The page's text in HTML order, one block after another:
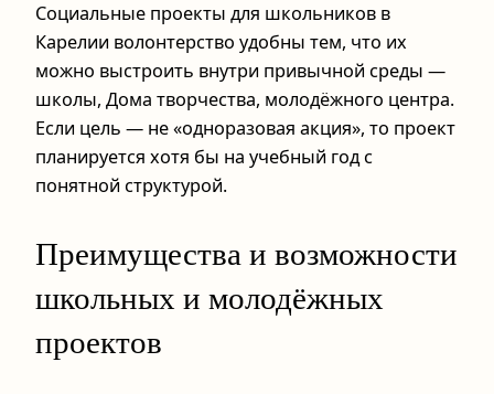
Социальные проекты для школьников в
Карелии волонтерство удобны тем, что их
можно выстроить внутри привычной среды —
школы, Дома творчества, молодёжного центра.
Если цель — не «одноразовая акция», то проект
планируется хотя бы на учебный год с
понятной структурой.
Преимущества и возможности
школьных и молодёжных
проектов